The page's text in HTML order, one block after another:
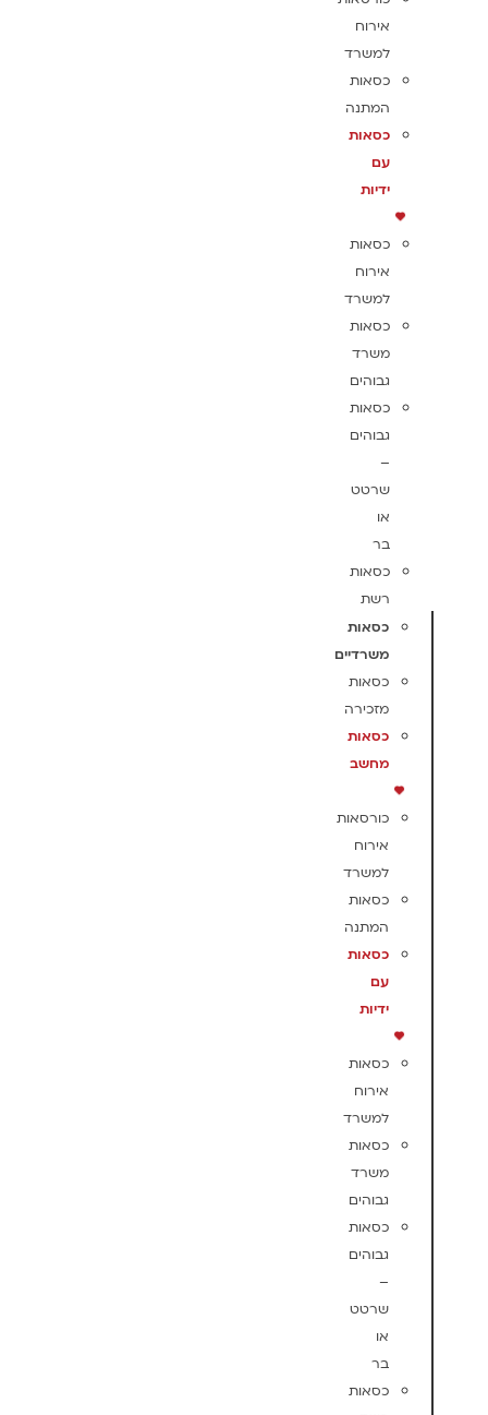
אירוח
למשרד
כסאות
המתנה
כסאות
עם
ידיות
כסאות
אירוח
למשרד
כסאות
משרד
גבוהים
כסאות
גבוהים
–
שרטט
או
בר
כסאות
רשת
כסאות
משרדיים
כסאות
מזכירה
כסאות
מחשב
כורסאות
אירוח
למשרד
כסאות
המתנה
כסאות
עם
ידיות
כסאות
אירוח
למשרד
כסאות
משרד
גבוהים
כסאות
גבוהים
–
שרטט
או
בר
כסאות